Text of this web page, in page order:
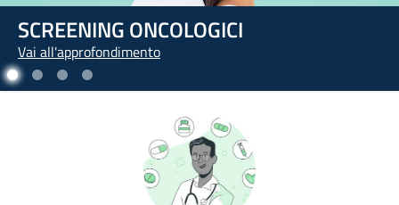
L'ARTE DI PRENDERSI CURA DI SÉ
Vai all'approfondimento